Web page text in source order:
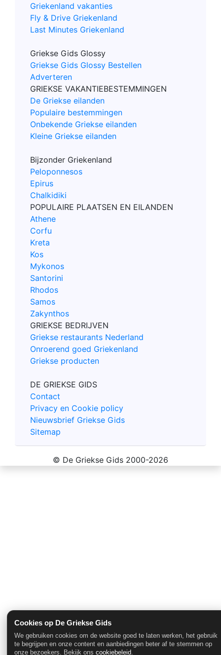
Cookies op De Griekse Gids
We gebruiken cookies om de website goed te laten werken, het gebruik
te begrijpen en onze content en aanbiedingen beter af te stemmen op
onze bezoekers. Bekijk ons cookiebeleid.
Griekenland vakanties
Fly & Drive Griekenland
Last Minutes Griekenland
Griekse Gids Glossy
Griekse Gids Glossy Bestellen
Adverteren
GRIEKSE VAKANTIEBESTEMMINGEN
De Griekse eilanden
Populaire bestemmingen
Onbekende Griekse eilanden
Kleine Griekse eilanden
Bijzonder Griekenland
Peloponnesos
Epirus
Chalkidiki
POPULAIRE PLAATSEN EN EILANDEN
Athene
Corfu
Kreta
Kos
Mykonos
Santorini
Rhodos
Samos
Zakynthos
GRIEKSE BEDRIJVEN
Griekse restaurants Nederland
Onroerend goed Griekenland
Griekse producten
DE GRIEKSE GIDS
Contact
Privacy en Cookie policy
Nieuwsbrief Griekse Gids
Sitemap
© De Griekse Gids 2000-2026